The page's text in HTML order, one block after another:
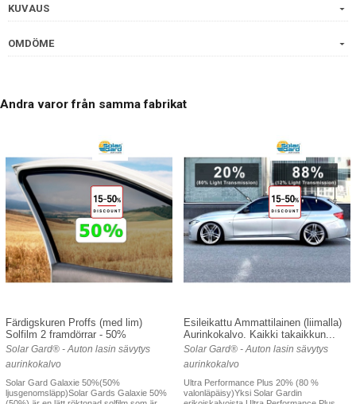
KUVAUS
OMDÖME
Andra varor från samma fabrikat
Färdigskuren Proffs (med lim)
Solfilm 2 framdörrar - 50%
Solar Gard® - Auton lasin sävytys
aurinkokalvo
Solar Gard Galaxie 50%(50%
ljusgenomsläpp)Solar Gards Galaxie 50%
Esileikattu Ammattilainen (liimalla)
Aurinkokalvo. Kaikki takaikkun...
Solar Gard® - Auton lasin sävytys
aurinkokalvo
Ultra Performance Plus 20% (80 %
valonläpäisy)Yksi Solar Gardin